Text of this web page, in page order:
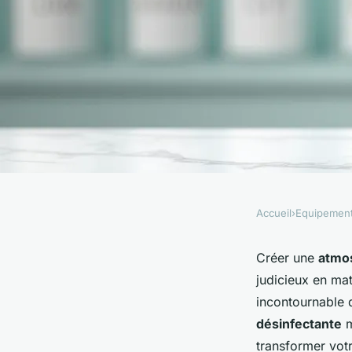
Eau de javel
best hygiène :
Accueil›
Créer une
judicieux en
incontournable
désinfectante
transformer